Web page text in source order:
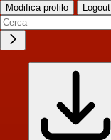
Modifica profilo Logout